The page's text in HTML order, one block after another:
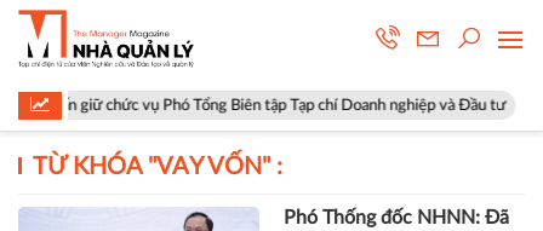
giữ chức vụ Phó Tổng Biên tập Tạp chí Doanh nghiệp và Đầu tư
TỪ KHÓA "VAY VỐN " :
Phó Thống đốc NHNN: Đã